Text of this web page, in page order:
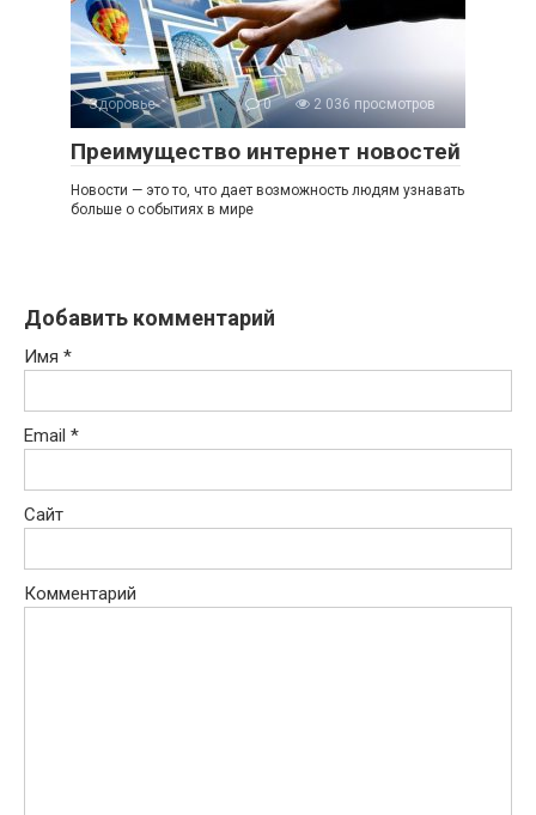
Здоровье 0 2 036 просмотров
Преимущество интернет новостей
Новости — это то, что дает возможность людям узнавать
больше о событиях в мире
Добавить комментарий
Имя *
Email *
Сайт
Комментарий